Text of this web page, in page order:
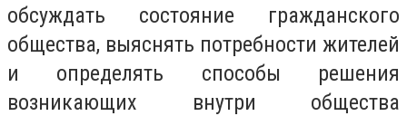
обсуждать состояние гражданского
общества, выяснять потребности жителей
и определять способы решения
возникающих внутри общества